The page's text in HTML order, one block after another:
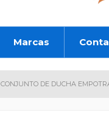
Marcas
CONJUNTO DE DUCHA